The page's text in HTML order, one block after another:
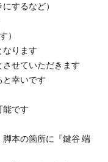
するなど）
）
なります
せていただきます
と幸いです
能です
脚本の箇所に『鍵谷 端